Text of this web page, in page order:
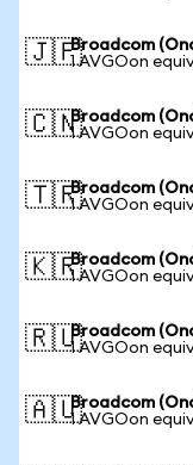
🇯🇵Broadcom
1 AVGOon
🇨🇳Broadcom
1 AVGOon
🇹🇷Broadcom
1 AVGOon
🇰🇷Broadcom
1 AVGOon
🇷🇺Broadcom
1 AVGOon
🇦🇺Broadcom
1 AVGOon